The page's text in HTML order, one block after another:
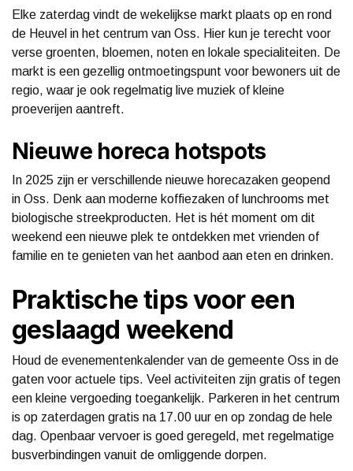
Elke zaterdag vindt de wekelijkse markt plaats op en rond
de Heuvel in het centrum van Oss. Hier kun je terecht voor
verse groenten, bloemen, noten en lokale specialiteiten. De
markt is een gezellig ontmoetingspunt voor bewoners uit de
regio, waar je ook regelmatig live muziek of kleine
proeverijen aantreft.
Nieuwe horeca hotspots
In 2025 zijn er verschillende nieuwe horecazaken geopend
in Oss. Denk aan moderne koffiezaken of lunchrooms met
biologische streekproducten. Het is hét moment om dit
weekend een nieuwe plek te ontdekken met vrienden of
familie en te genieten van het aanbod aan eten en drinken.
Praktische tips voor een
geslaagd weekend
Houd de evenementenkalender van de gemeente Oss in de
gaten voor actuele tips. Veel activiteiten zijn gratis of tegen
een kleine vergoeding toegankelijk. Parkeren in het centrum
is op zaterdagen gratis na 17.00 uur en op zondag de hele
dag. Openbaar vervoer is goed geregeld, met regelmatige
busverbindingen vanuit de omliggende dorpen.